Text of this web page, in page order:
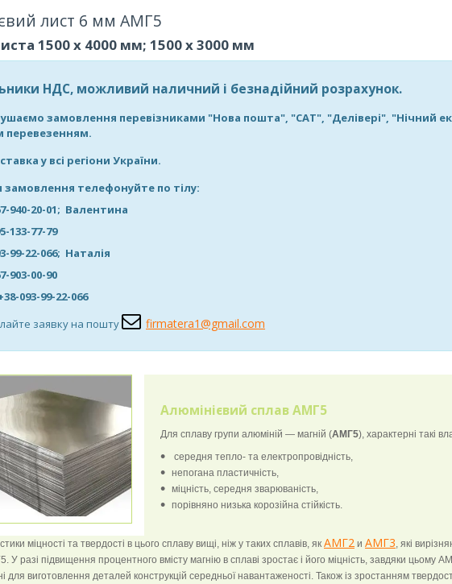
лист 6 мм АМГ5
1500 х 4000 мм; 1500 х 3000 мм
НДС, можливий наличний і безнадійний розрахунок.
замовлення перевізниками "Нова пошта", "САТ", "Делівері", "Нічний
перевезенням.
у всі регіони України.
замовлення телефонуйте по тілу:
940-20-01; Валентина
77-79
22-066; Наталія
00-90
093-99-22-066
заявку на пошту
firmatera1@gmail.com
Алюмінієвий сплав АМГ5
Для сплаву групи алюміній — магній (АМГ5), характерні такі
середня тепло- та електропровідність,
непогана пластичність,
міцність, середня зварюваність,
порівняно низька корозійна стійкість.
міцності та твердості в цього сплаву вищі, ніж у таких сплавів, як АМГ2 и АМГ3 , які
У разі підвищення процентного вмісту магнію в сплаві зростає і його міцність, завдяки цьому
для виготовлення деталей конструкцій середньої навантаженості. Також із зростанням